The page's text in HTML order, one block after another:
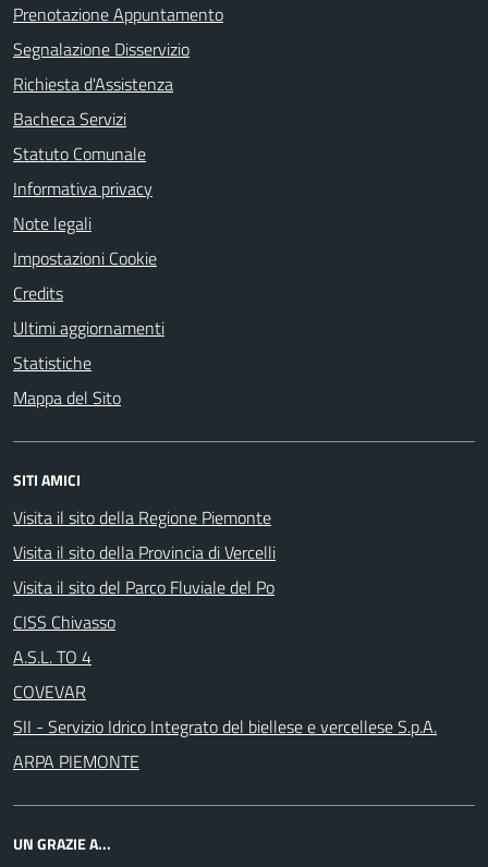
Prenotazione Appuntamento
Segnalazione Disservizio
Richiesta d'Assistenza
Bacheca Servizi
Statuto Comunale
Informativa privacy
Note legali
Impostazioni Cookie
Credits
Ultimi aggiornamenti
Statistiche
Mappa del Sito
SITI AMICI
Visita il sito della Regione Piemonte
Visita il sito della Provincia di Vercelli
Visita il sito del Parco Fluviale del Po
CISS Chivasso
A.S.L. TO 4
COVEVAR
SII - Servizio Idrico Integrato del biellese e vercellese S.p.A.
ARPA PIEMONTE
UN GRAZIE A...